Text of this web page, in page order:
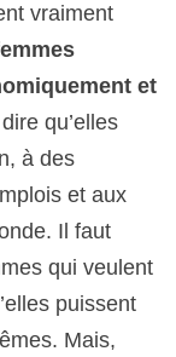
vraiment
et
qu’elles
à des
et aux
Il faut
qui veulent
puissent
Mais,